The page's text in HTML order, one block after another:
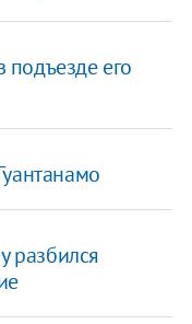
подъезде его
разбился